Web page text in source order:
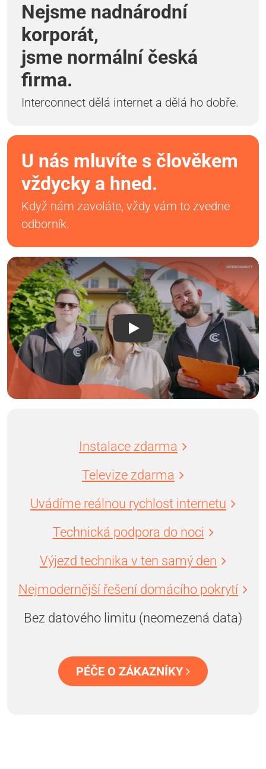
Nejsme nadnárodní
korporát,
jsme normální česká
firma.
Interconnect dělá internet a dělá ho dobře.
U nás mluvíte s člověkem
vždycky a hned.
Když nám zavoláte, vždy vám to zvedne
odborník.
Instalace zdarma
Televize zdarma
Uvádíme reálnou rychlost internetu
Technická podpora do noci
Výjezd technika v ten samý den
Nejmodernější řešení domácího pokrytí
Bez datového limitu (neomezená data)
PÉČE O ZÁKAZNÍKY